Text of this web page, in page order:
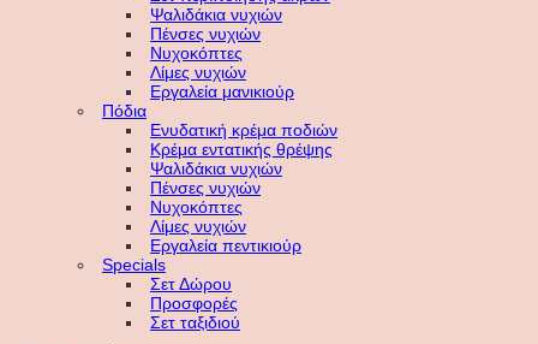
Ψαλιδάκια νυχιών
Πένσες νυχιών
Νυχοκόπτες
Λίμες νυχιών
Εργαλεία μανικιούρ
Πόδια
Ενυδατική κρέμα ποδιών
Κρέμα εντατικής θρέψης
Ψαλιδάκια νυχιών
Πένσες νυχιών
Νυχοκόπτες
Λίμες νυχιών
Εργαλεία πεντικιούρ
Specials
Σετ Δώρου
Προσφορές
Σετ ταξιδιού